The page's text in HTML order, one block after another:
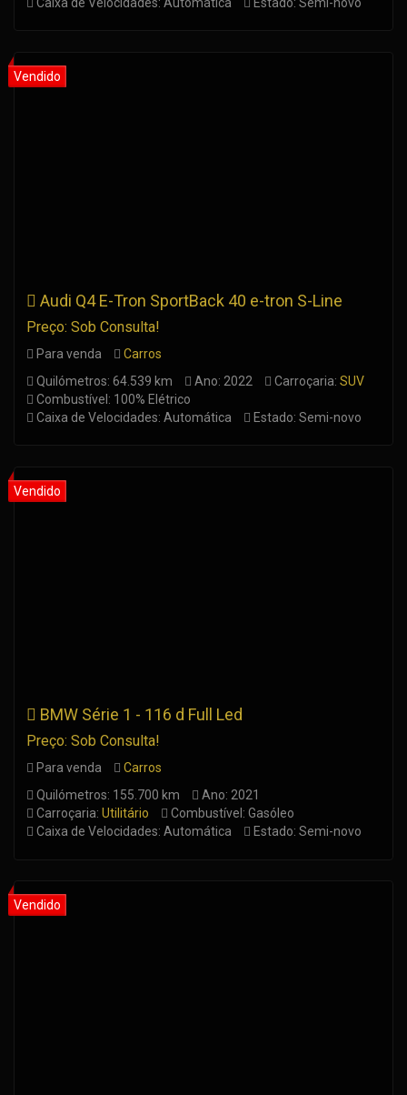
Caixa de Velocidades: Automática Estado: Semi-novo
Audi Q4 E-Tron SportBack 40 e-tron S-Line
Preço: Sob Consulta!
Para venda
Carros
Quilómetros: 64.539 km
Ano: 2022 Carroçaria: SUV
Combustível: 100% Elétrico
Caixa de Velocidades: Automática
Estado: Semi-novo
BMW Série 1 - 116 d Full Led
Preço: Sob Consulta!
Para venda
Carros
Quilómetros: 155.700 km
Ano: 2021
Carroçaria: Utilitário
Combustível: Gasóleo
Caixa de Velocidades: Automática
Estado: Semi-novo